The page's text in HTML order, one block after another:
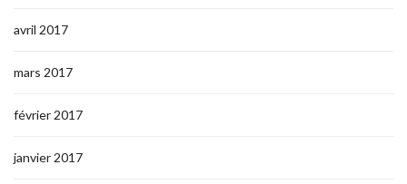
avril 2017
mars 2017
février 2017
janvier 2017